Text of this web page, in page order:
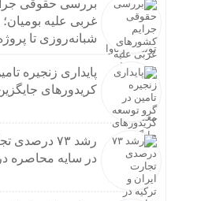
بررسی حقوقی
غربی علیه
شبانه‌روزی تا
پایداری زنجیره
کریدورهای
رشد ۷۳
در سایه محاصره